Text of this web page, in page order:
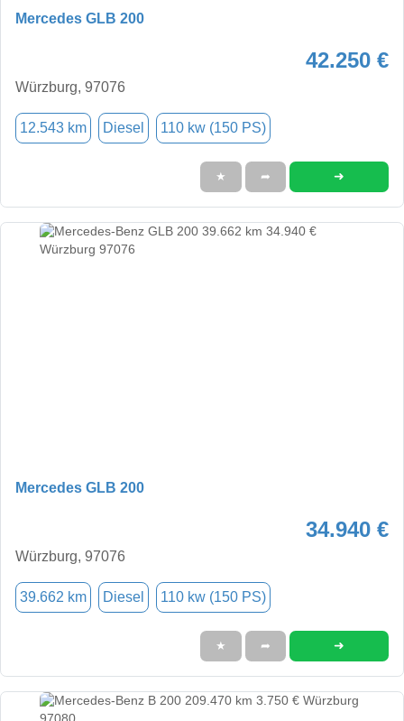
Mercedes GLB 200
42.250 €
Würzburg, 97076
12.543 km Diesel 110 kw (150 PS)
★ ➦ ➜
Mercedes GLB 200
34.940 €
Würzburg, 97076
39.662 km Diesel 110 kw (150 PS)
★ ➦ ➜